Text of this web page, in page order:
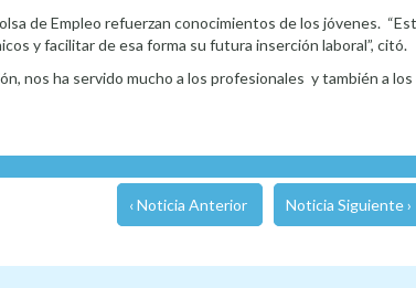
de Empleo refuerzan conocimientos de los jóvenes.
y facilitar de esa forma su futura inserción laboral”, citó.
nos ha servido mucho a los profesionales y también a
‹ Noticia Anterior Noticia Siguiente ›